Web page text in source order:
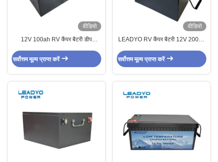
वीडियो
12V 100ah RV कैंपर बैटरी डीप
सर्वोत्तम मूल्य प्राप्त करें
वीडियो
LEADYO RV कैंपर बैटरी 12V 200ah
सर्वोत्तम मूल्य प्राप्त करें